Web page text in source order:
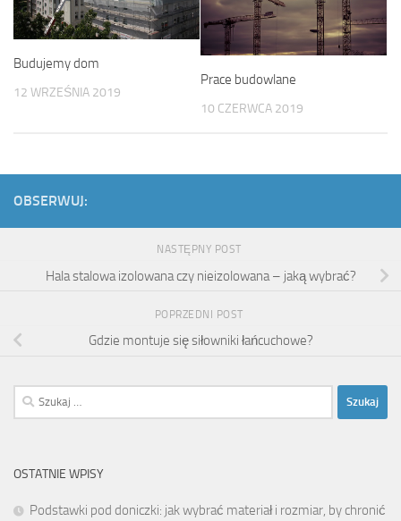
Budujemy dom
12 WRZEŚNIA 2019
Prace budowlane
10 CZERWCA 2019
OBSERWUJ:
NASTĘPNY POST
Hala stalowa izolowana czy nieizolowana – jaką wybrać?
POPRZEDNI POST
Gdzie montuje się siłowniki łańcuchowe?
Szukaj:
OSTATNIE WPISY
Podstawki pod doniczki: jak wybrać materiał i rozmiar, by chronić